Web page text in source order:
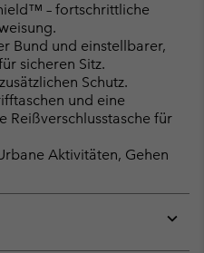
– fortschrittliche
Bund und einstellbarer,
sicheren Sitz.
Schutz.
und eine
Reißverschlusstasche für
Aktivitäten, Gehen